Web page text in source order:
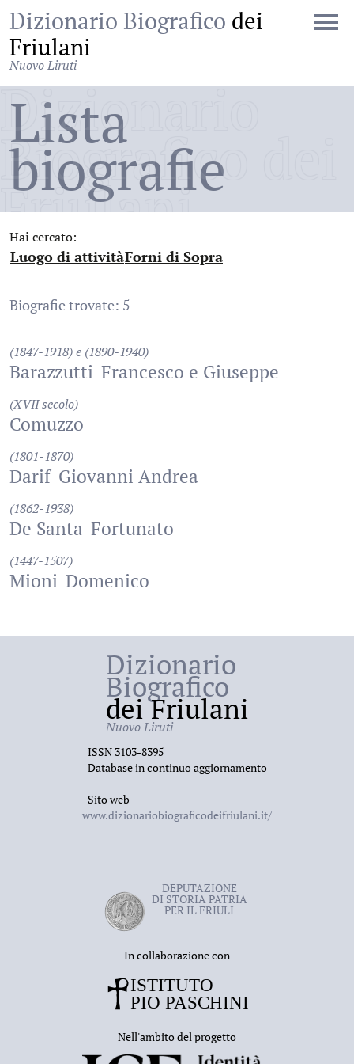
Dizionario Biografico dei
Friulani
Nuovo Liruti
Dizionario
Biografico dei
Friulani
Lista
biografie
Hai cercato:
Luogo di attività
:Forni di Sopra
Biografie trovate: 5
(1847-1918) e (1890-1940)
Barazzutti Francesco e Giuseppe
(XVII secolo)
Comuzzo
(1801-1870)
Darif Giovanni Andrea
(1862-1938)
De Santa Fortunato
(1447-1507)
Mioni Domenico
Dizionario
Biografico
dei Friulani
Nuovo Liruti
ISSN 3103-8395
Database in continuo aggiornamento
Sito web
www.dizionariobiograficodeifriulani.it/
DEPUTAZIONE
DI STORIA PATRIA
PER IL FRIULI
In collaborazione con
Nell'ambito del progetto